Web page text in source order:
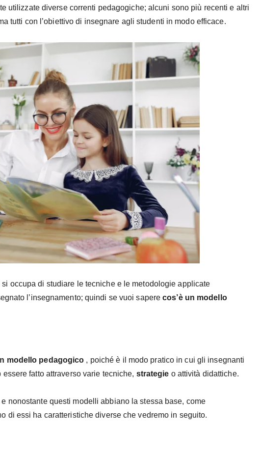
utilizzate diverse correnti pedagogiche; alcuni sono più recenti e altri
tutti con l’obiettivo di insegnare agli studenti in modo efficace.
occupa di studiare le tecniche e le metodologie applicate
l’insegnamento; quindi se vuoi saperecos’è un modello
modello pedagogico , poiché è il modo pratico in cui gli insegnanti
fatto attraverso varie tecniche, strategie o attività didattiche.
e nonostante questi modelli abbiano la stessa base, come
di essi ha caratteristiche diverse che vedremo in seguito.